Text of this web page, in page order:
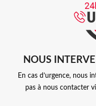
NOUS
En cas d’urgence, nous
pas à nous contacter